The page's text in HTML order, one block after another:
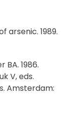
arsenic. 1989.
BA. 1986.
V, eds.
Amsterdam: